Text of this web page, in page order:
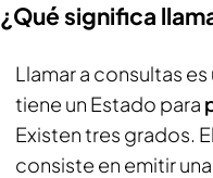
¿Qué significa
Llamar a consultas
tiene un Estado para
Existen tres grados.
consiste en emitir